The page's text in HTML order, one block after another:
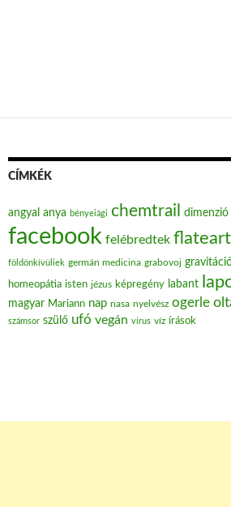
CÍMKÉK
angyal anya bényeiági chemtrail dimenzió
facebook felébredtek
földönkívüliek germán medicina grabovoj
homeopátia isten jézus képregény labant
magyar Mariann nap nasa nyelvész ogerle
számsor szülő ufó vegán vírus víz írások